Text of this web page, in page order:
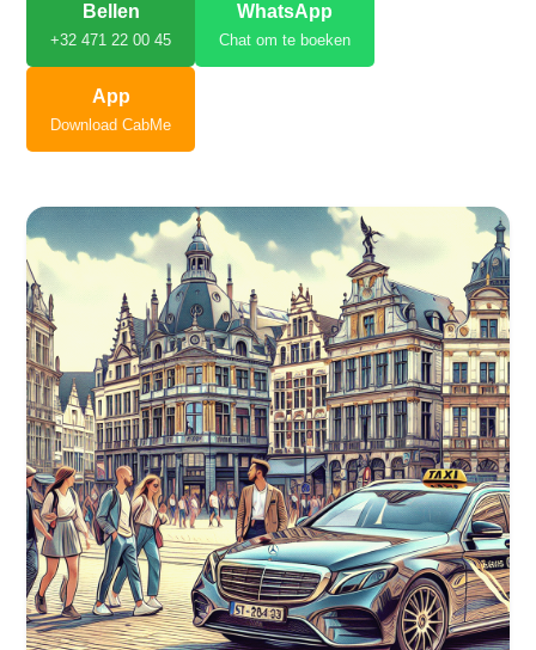
Bellen
+32 471 22 00 45
WhatsApp
Chat om te boeken
App
Download CabMe